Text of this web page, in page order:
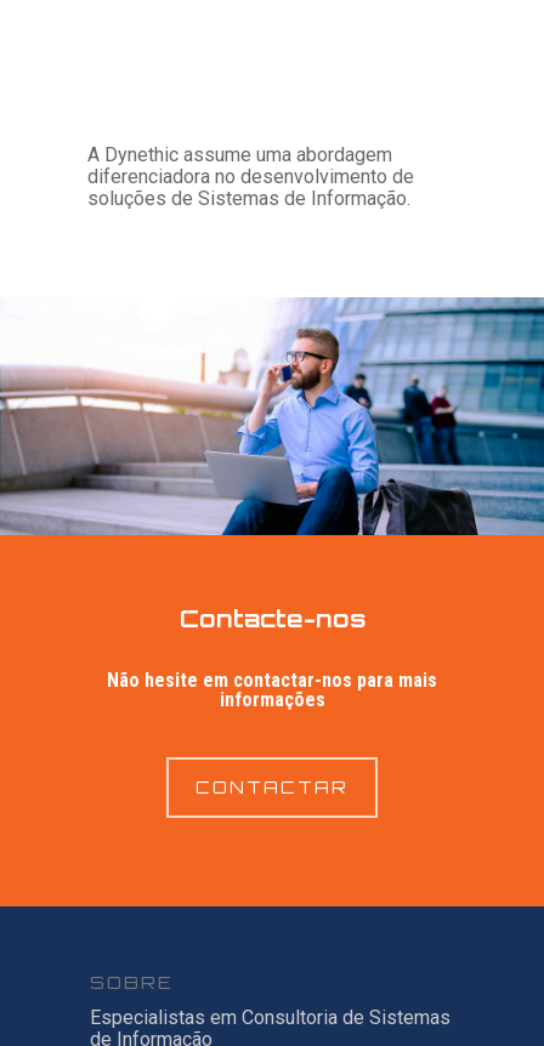
A Dynethic assume uma abordagem
diferenciadora no desenvolvimento de
soluções de Sistemas de Informação.
Contacte-nos
Não hesite em contactar-nos para mais
informações
CONTACTAR
SOBRE
Especialistas em Consultoria de Sistemas
de Informação